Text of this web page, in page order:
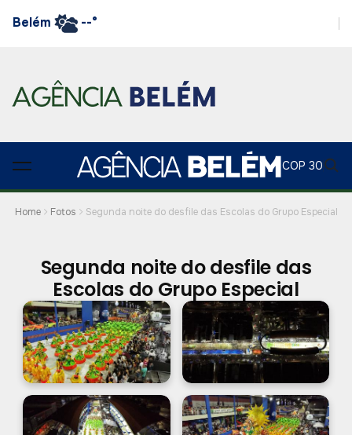
Belém --°
COP 30
Home Fotos Segunda noite do desfile das Escolas do Grupo Especial
Segunda noite do desfile das
Escolas do Grupo Especial